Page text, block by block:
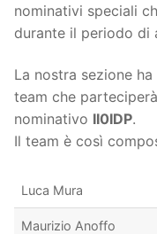
nominativi speciali
durante il periodo di
La nostra sezione
team che
nominativo II0IDP.
Il team è così
Luca Mura
Maurizio Anoffo